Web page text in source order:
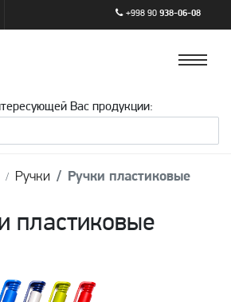
+998 90 938-06-08
Вас продукции:
Ручки Ручки пластиковые
пластиковые